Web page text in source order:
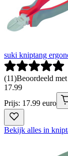
suki kniptang
(11)Beoordeeld
17.99
Prijs: 17.99 euro
Bekijk alles in